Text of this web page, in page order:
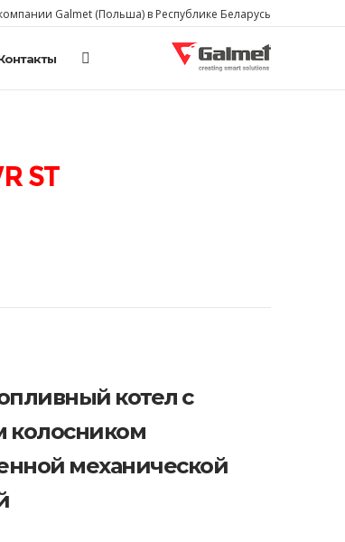
Galmet (Польша) в Республике Беларусь
GALMET
ST
котел с
колосником
механической